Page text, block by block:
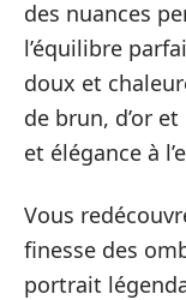
des nuances
l’équilibre
doux et
de brun, d’or
et élégance à
Vous
finesse des
portrait